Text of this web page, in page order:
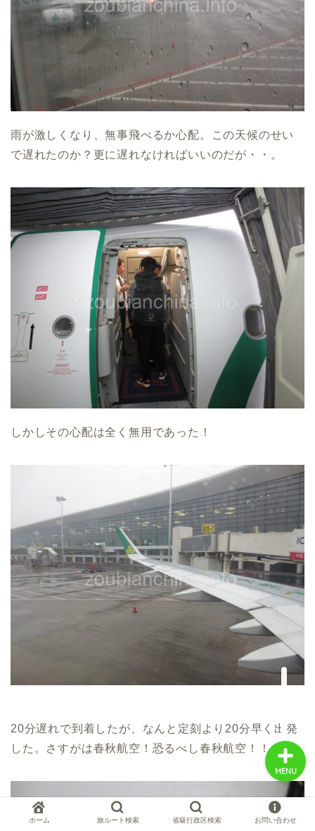
雨が激しくなり、無事飛べるか心配。この天候のせい
で遅れたのか？更に遅れなければいいのだが・・。
しかしその心配は全く無用であった！
20分遅れで到着したが、なんと定刻より20分早く出発
した。さすがは春秋航空！恐るべし春秋航空！！
ホーム 旅ルート検索 省級行政区検索 お問い合わせ
MENU
中国お薦め観光地
中国の世界遺産
中国旅行の情報案内